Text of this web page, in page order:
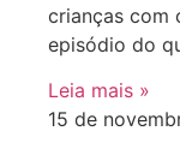
crianças com
episódio do
Leia mais »
15 de